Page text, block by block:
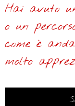
Hai avuto
o un
come è
molto